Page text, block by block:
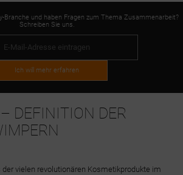
Branche und haben Fragen zum Thema Zusammenarbeit?
Schreiben Sie uns.
Ich will mehr erfahren
– DEFINITION DER
vielen revolutionären Kosmetikprodukte im